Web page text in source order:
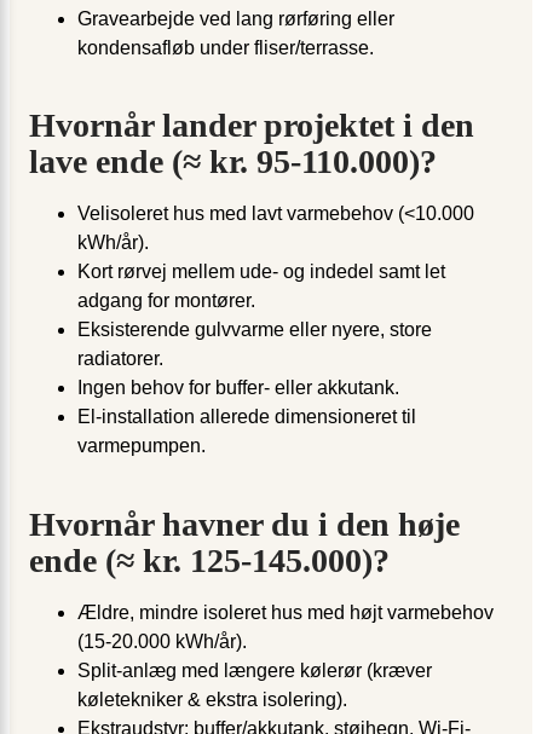
Gravearbejde ved lang rørføring eller
kondensafløb under fliser/terrasse.
Hvornår lander projektet i den
lave ende (≈ kr. 95-110.000)?
Velisoleret hus med lavt varmebehov (<10.000
kWh/år).
Kort rørvej mellem ude- og indedel samt let
adgang for montører.
Eksisterende gulvvarme eller nyere, store
radiatorer.
Ingen behov for buffer- eller akkutank.
El-installation allerede dimensioneret til
varmepumpen.
Hvornår havner du i den høje
ende (≈ kr. 125-145.000)?
Ældre, mindre isoleret hus med højt varmebehov
(15-20.000 kWh/år).
Split-anlæg med længere kølerør (kræver
køletekniker & ekstra isolering).
Ekstraudstyr: buffer/akkutank, støjhegn, Wi-Fi-